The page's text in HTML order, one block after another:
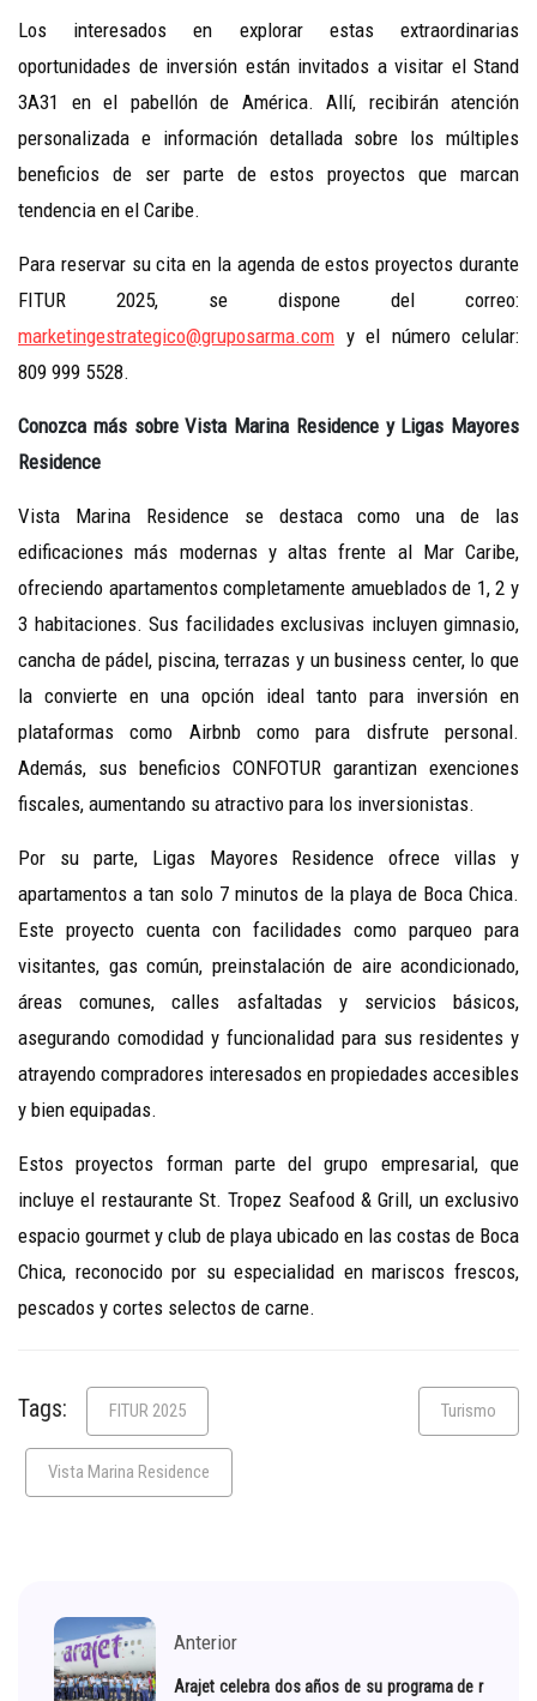
Los interesados en explorar estas extraordinarias
oportunidades de inversión están invitados a visitar el Stand
3A31 en el pabellón de América. Allí, recibirán atención
personalizada e información detallada sobre los múltiples
beneficios de ser parte de estos proyectos que marcan
tendencia en el Caribe.
Para reservar su cita en la agenda de estos proyectos durante
FITUR 2025, se dispone del correo:
marketingestrategico@gruposarma.com y el número celular:
809 999 5528.
Conozca más sobre Vista Marina Residence y Ligas Mayores
Residence
Vista Marina Residence se destaca como una de las
edificaciones más modernas y altas frente al Mar Caribe,
ofreciendo apartamentos completamente amueblados de 1, 2 y
3 habitaciones. Sus facilidades exclusivas incluyen gimnasio,
cancha de pádel, piscina, terrazas y un business center, lo que
la convierte en una opción ideal tanto para inversión en
plataformas como Airbnb como para disfrute personal.
Además, sus beneficios CONFOTUR garantizan exenciones
fiscales, aumentando su atractivo para los inversionistas.
Por su parte, Ligas Mayores Residence ofrece villas y
apartamentos a tan solo 7 minutos de la playa de Boca Chica.
Este proyecto cuenta con facilidades como parqueo para
visitantes, gas común, preinstalación de aire acondicionado,
áreas comunes, calles asfaltadas y servicios básicos,
asegurando comodidad y funcionalidad para sus residentes y
atrayendo compradores interesados en propiedades accesibles
y bien equipadas.
Estos proyectos forman parte del grupo empresarial, que
incluye el restaurante St. Tropez Seafood & Grill, un exclusivo
espacio gourmet y club de playa ubicado en las costas de Boca
Chica, reconocido por su especialidad en mariscos frescos,
pescados y cortes selectos de carne.
Tags: FITUR 2025 Turismo
Vista Marina Residence
Anterior
Arajet celebra dos años de su programa de r